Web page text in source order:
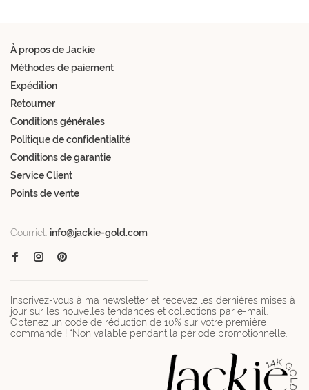
À propos de Jackie
Méthodes de paiement
Expédition
Retourner
Conditions générales
Politique de confidentialité
Conditions de garantie
Service Client
Points de vente
Courriel: info@jackie-gold.com
Inscrivez-vous à ma newsletter et recevez les dernières mises à
jour sur les nouvelles tendances et collections par e-mail.
Obtenez un code de réduction de 10% sur votre première
commande ! *Non valable pendant la période promotionnelle.